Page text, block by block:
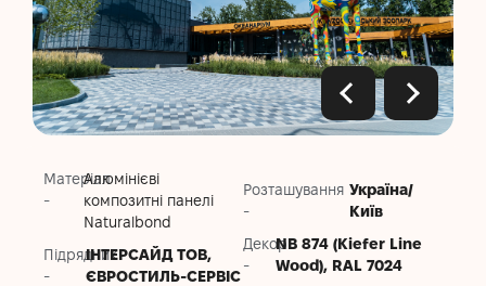
Матеріал
-
Алюмінієві
композитні панелі
Naturalbond
Підрядник
-
ІНТЕРСАЙД ТОВ,
ЄВРОСТИЛЬ-СЕРВІС
Розташування
-
Україна/
Київ
Декор
-
NB 874 (Kiefer Line
Wood), RAL 7024